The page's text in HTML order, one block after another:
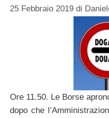
25 Febbraio 2019 di
Ore 11.50. Le Borse
dopo che